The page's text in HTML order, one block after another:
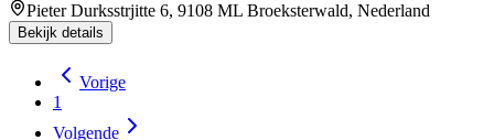
Pieter Durksstrjitte 6, 9108 ML Broeksterwald, Nederland
Bekijk details
Vorige
1
Volgende